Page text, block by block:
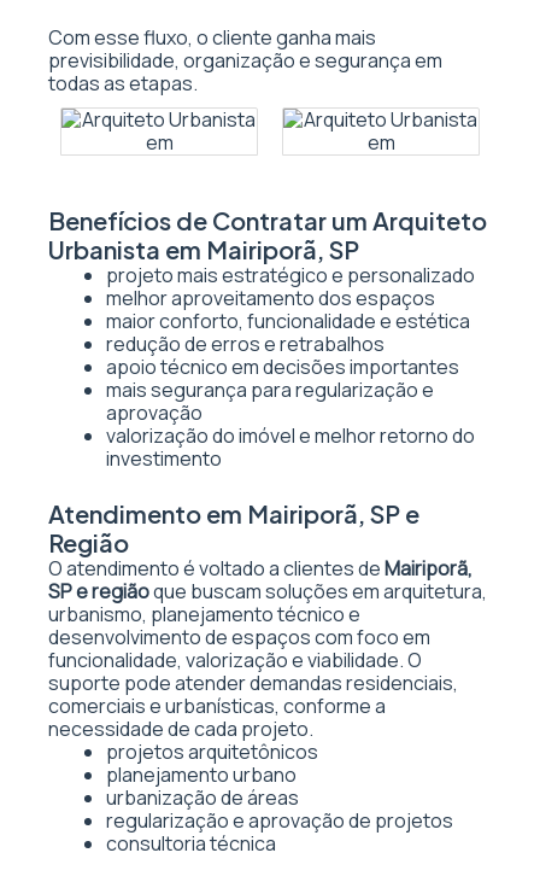
Com esse fluxo, o cliente ganha mais
previsibilidade, organização e segurança em
todas as etapas.
Benefícios de Contratar um Arquiteto
Urbanista em Mairiporã, SP
projeto mais estratégico e personalizado
melhor aproveitamento dos espaços
maior conforto, funcionalidade e estética
redução de erros e retrabalhos
apoio técnico em decisões importantes
mais segurança para regularização e
aprovação
valorização do imóvel e melhor retorno do
investimento
Atendimento em Mairiporã, SP e
Região
O atendimento é voltado a clientes deMairiporã,
SP e regiãoque buscam soluções em arquitetura,
urbanismo, planejamento técnico e
desenvolvimento de espaços com foco em
funcionalidade, valorização e viabilidade. O
suporte pode atender demandas residenciais,
comerciais e urbanísticas, conforme a
necessidade de cada projeto.
projetos arquitetônicos
planejamento urbano
urbanização de áreas
regularização e aprovação de projetos
consultoria técnica